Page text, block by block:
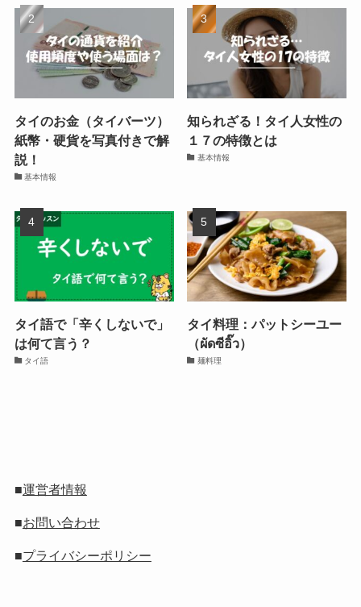
タイのお金（タイバーツ）
紙幣・硬貨を写真付きで解
説！
基本情報
知られざる！タイ人女性の
１７の特徴とは
基本情報
タイ語で「辛くしないで」
は何て言う？
タイ語
タイ料理：パットシーユー
（ผัดซีอิ๊ว）
麺料理
■運営者情報
■お問い合わせ
■プライバシーポリシー